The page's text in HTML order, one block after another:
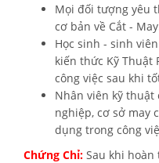
Mọi đối tượng yêu
cơ bản về Cắt -
Học sinh - sinh
kiến thức Kỹ Thuật
công việc sau khi
Nhân viên kỹ thuật
nghiệp, cơ sở may
dụng trong công
Chứng Chỉ: Sau khi